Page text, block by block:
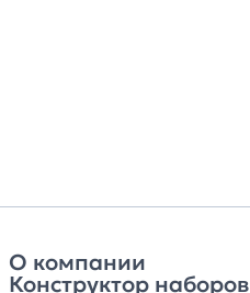
О компании
Конструктор наборов